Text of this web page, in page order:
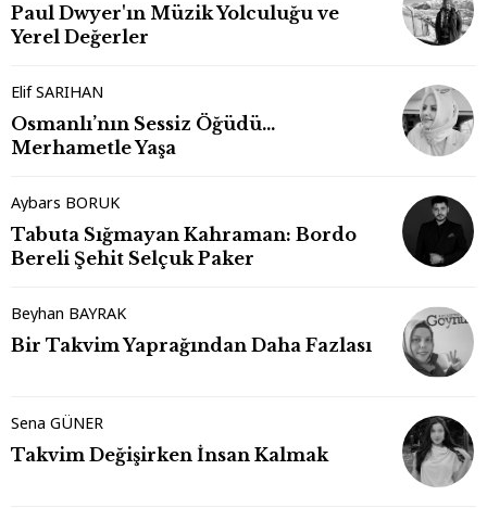
Paul Dwyer'ın Müzik Yolculuğu ve
Yerel Değerler
Elif SARIHAN
Osmanlı’nın Sessiz Öğüdü…
Merhametle Yaşa
Aybars BORUK
Tabuta Sığmayan Kahraman: Bordo
Bereli Şehit Selçuk Paker
Beyhan BAYRAK
Bir Takvim Yaprağından Daha Fazlası
Sena GÜNER
Takvim Değişirken İnsan Kalmak